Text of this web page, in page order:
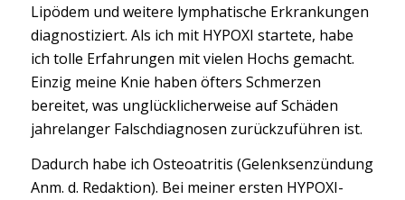
Lipödem und weitere lymphatische Erkrankungen
diagnostiziert. Als ich mit HYPOXI startete, habe
ich tolle Erfahrungen mit vielen Hochs gemacht.
Einzig meine Knie haben öfters Schmerzen
bereitet, was unglücklicherweise auf Schäden
jahrelanger Falschdiagnosen zurückzuführen ist.
Dadurch habe ich Osteoatritis (Gelenksenzündung
Anm. d. Redaktion). Bei meiner ersten HYPOXI-